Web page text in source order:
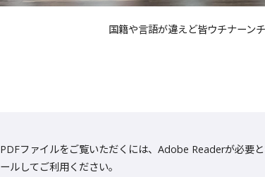
国籍や言語が違えど皆ウチナーン
PDFファイルをご覧いただくには、Adobe Readerが必要
ールしてご利用ください。